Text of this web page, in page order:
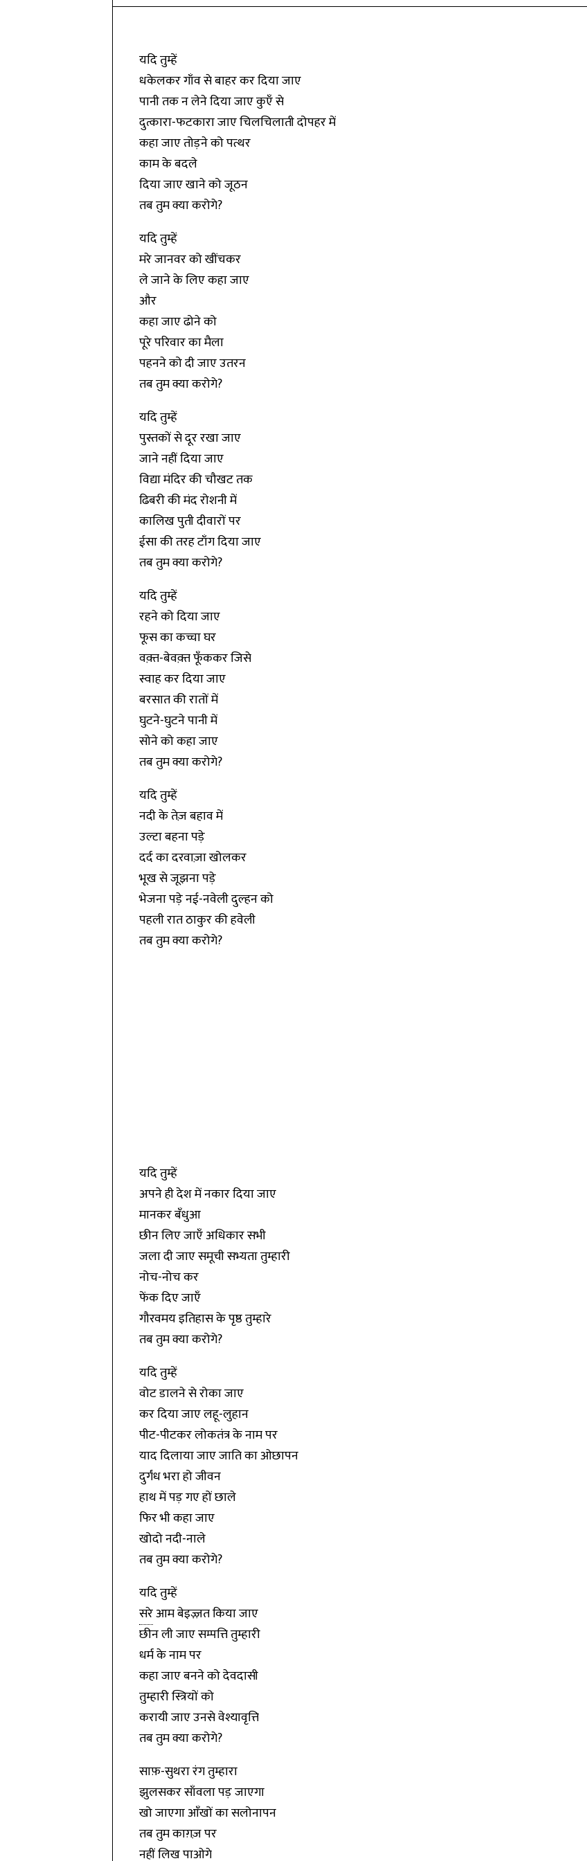
यदि तुम्हें
धकेलकर गाँव से बाहर कर दिया जाए
पानी तक न लेने दिया जाए कुएँ से
दुत्कारा-फटकारा जाए चिलचिलाती दोपहर में
कहा जाए तोड़ने को पत्थर
काम के बदले
दिया जाए खाने को जूठन
तब तुम क्या करोगे?
यदि तुम्हें
मरे जानवर को खींचकर
ले जाने के लिए कहा जाए
और
कहा जाए ढोने को
पूरे परिवार का मैला
पहनने को दी जाए उतरन
तब तुम क्या करोगे?
यदि तुम्हें
पुस्तकों से दूर रखा जाए
जाने नहीं दिया जाए
विद्या मंदिर की चौखट तक
ढिबरी की मंद रोशनी में
कालिख पुती दीवारों पर
ईसा की तरह टाँग दिया जाए
तब तुम क्या करोगे?
यदि तुम्हें
रहने को दिया जाए
फूस का कच्चा घर
वक़्त-बेवक़्त फूँककर जिसे
स्वाह कर दिया जाए
बरसात की रातों में
घुटने-घुटने पानी में
सोने को कहा जाए
तब तुम क्या करोगे?
यदि तुम्हें
नदी के तेज़ बहाव में
उल्टा बहना पड़े
दर्द का दरवाज़ा खोलकर
भूख से जूझना पड़े
भेजना पड़े नई-नवेली दुल्हन को
पहली रात ठाकुर की हवेली
तब तुम क्या करोगे?
यदि तुम्हें
अपने ही देश में नकार दिया जाए
मानकर बँधुआ
छीन लिए जाएँ अधिकार सभी
जला दी जाए समूची सभ्यता तुम्हारी
नोच-नोच कर
फेंक दिए जाएँ
गौरवमय इतिहास के पृष्ठ तुम्हारे
तब तुम क्या करोगे?
यदि तुम्हें
वोट डालने से रोका जाए
कर दिया जाए लहू-लुहान
पीट-पीटकर लोकतंत्र के नाम पर
याद दिलाया जाए जाति का ओछापन
दुर्गंध भरा हो जीवन
हाथ में पड़ गए हों छाले
फिर भी कहा जाए
खोदो नदी-नाले
तब तुम क्या करोगे?
यदि तुम्हें
सरेआम बेइज़्ज़त किया जाए
छीन ली जाए सम्पत्ति तुम्हारी
धर्म के नाम पर
कहा जाए बनने को देवदासी
तुम्हारी स्त्रियों को
करायी जाए उनसे वेश्यावृत्ति
तब तुम क्या करोगे?
साफ़-सुथरा रंग तुम्हारा
झुलसकर साँवला पड़ जाएगा
खो जाएगा आँखों का सलोनापन
तब तुम काग़ज़ पर
नहीं लिख पाओगे